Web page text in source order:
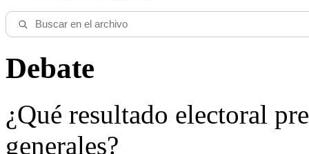
Debate
¿Qué resultado electoral
generales?